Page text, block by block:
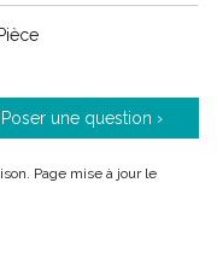
des bretelles.
un grand naturel.
Poser une question ›
Page mise à jour le